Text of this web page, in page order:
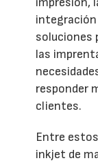
soluciones
las
responder
clientes.
Entre
inkjet de